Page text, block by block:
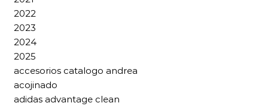
2022
2023
2024
2025
accesorios catalogo andrea
acojinado
adidas advantage clean